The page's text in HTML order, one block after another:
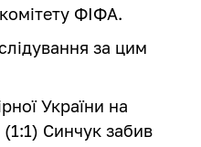
ФІФА.
за цим
України на
Синчук забив